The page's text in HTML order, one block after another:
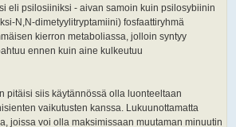
eli psilosiiniksi - aivan samoin kuin psilosybiinin
N,N-dimetyylitryptamiini) fosfaattiryhmä
kierron metaboliassa, jolloin syntyy
ennen kuin aine kulkeutuu
pitäisi siis käytännössä olla luonteeltaan
vaikutusten kanssa. Lukuunottamatta
joissa voi olla maksimissaan muutaman minuutin